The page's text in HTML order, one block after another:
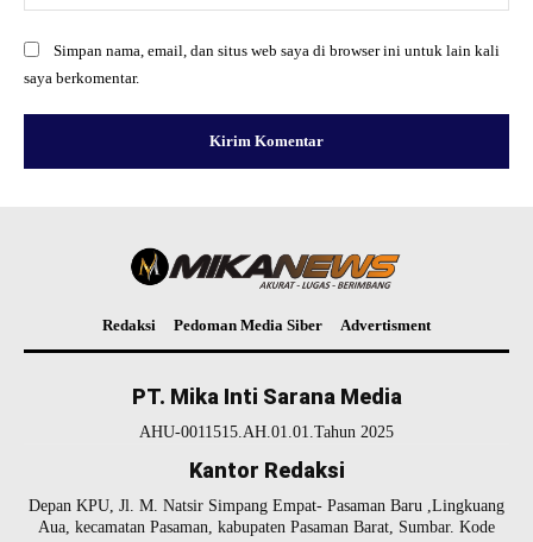
Simpan nama, email, dan situs web saya di browser ini untuk lain kali
saya berkomentar.
Redaksi Pedoman Media Siber Advertisment
PT. Mika Inti Sarana Media
AHU-0011515.AH.01.01.Tahun 2025
Kantor Redaksi
Depan KPU, Jl. M. Natsir Simpang Empat- Pasaman Baru ,Lingkuang
Aua, kecamatan Pasaman, kabupaten Pasaman Barat, Sumbar. Kode